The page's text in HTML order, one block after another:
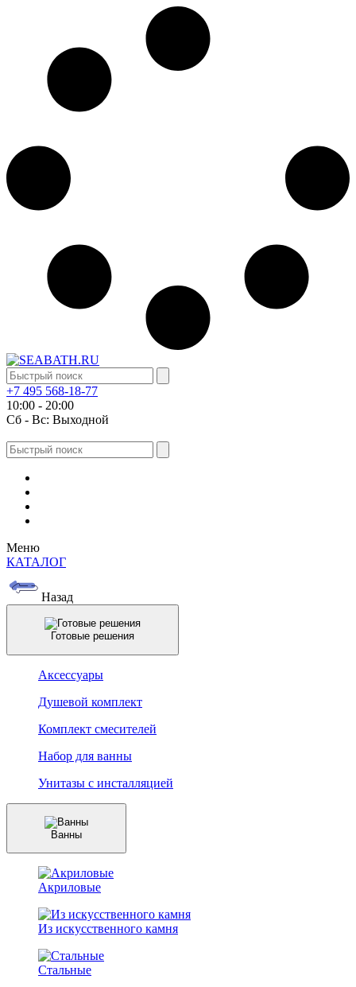
+7 495 568-18-77
10:00 - 20:00
Сб - Вс: Выходной
Меню
КАТАЛОГ
Назад
Готовые решения
Аксессуары
Душевой комплект
Комплект смесителей
Набор для ванны
Унитазы с инсталляцией
Ванны
Акриловые
Из искусственного камня
Стальные